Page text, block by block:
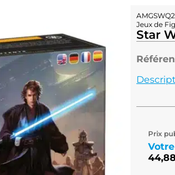
Jeux de
Star
Prix
44,88